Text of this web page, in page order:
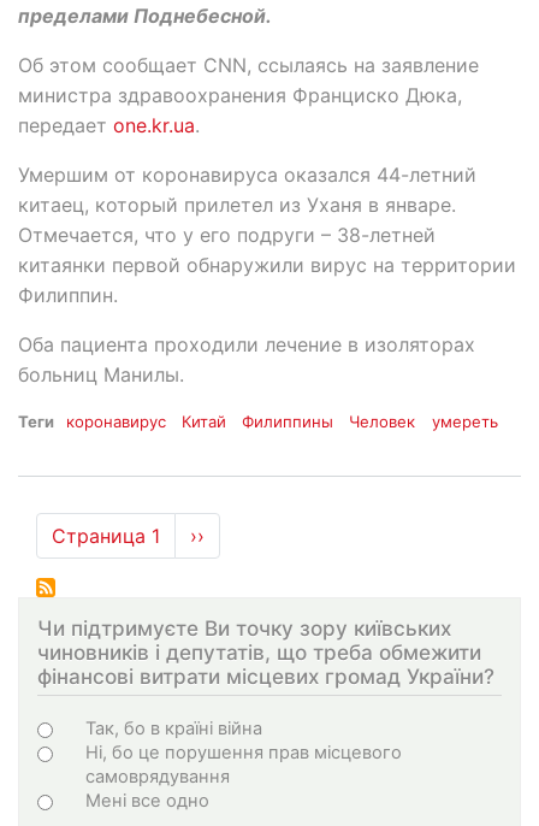
пределами Поднебесной.
Об этом сообщает CNN, ссылаясь на заявление
министра здравоохранения Франциско Дюка,
передает one.kr.ua.
Умершим от коронавируса оказался 44-летний
китаец, который прилетел из Уханя в январе.
Отмечается, что у его подруги – 38-летней
китаянки первой обнаружили вирус на территории
Филиппин.
Оба пациента проходили лечение в изоляторах
больниц Манилы.
Теги коронавирус Китай Филиппины Человек умереть
Нумерация
страниц
Страница 1
Следующая
страница
››
Чи підтримуєте Ви точку зору київських
чиновників і депутатів, що треба обмежити
фінансові витрати місцевих громад України?
Choices
Так, бо в країні війна
Ні, бо це порушення прав місцевого
самоврядування
Мені все одно